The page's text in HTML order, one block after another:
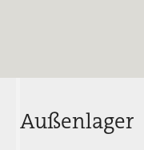
Außenlager